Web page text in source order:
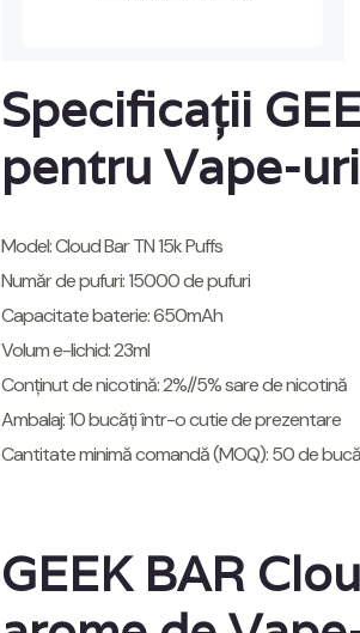
Specificații
pentru Vape-
Model: Cloud Bar TN 15k Puffs
Număr de pufuri: 15000 de pufuri
Capacitate baterie: 650mAh
Volum e-lichid: 23ml
Conținut de nicotină: 2%//5% sare de nicotină
Ambalaj: 10 bucăți într-o cutie de prezentare
Cantitate minimă comandă (MOQ): 50 de
GEEK BAR